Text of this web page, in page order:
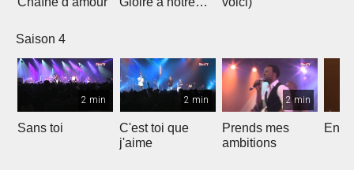
Saison 4
2 min
Sans toi
2 min
C'est toi que
j'aime
2 min
Prends mes
ambitions